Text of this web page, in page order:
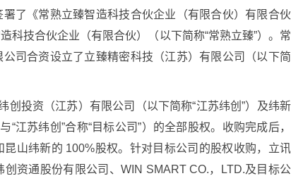
了《常熟立臻智造科技合伙企业（有限合伙）有限合伙
科技合伙企业（有限合伙）（以下简称“常熟立臻”）。常
司合资设立了立臻精密科技（江苏）有限公司（以下简
创投资（江苏）有限公司（以下简称“江苏纬创”）及纬新
江苏纬创”合称“目标公司”）的全部股权。收购完成后，
山纬新的 100%股权。针对目标公司的股权收购，立讯
资通股份有限公司、WIN SMART CO.，LTD.及目标公